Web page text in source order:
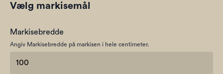
Vælg markisemål
Markisebredde
Angiv Markisebredde på markisen i hele centimeter.